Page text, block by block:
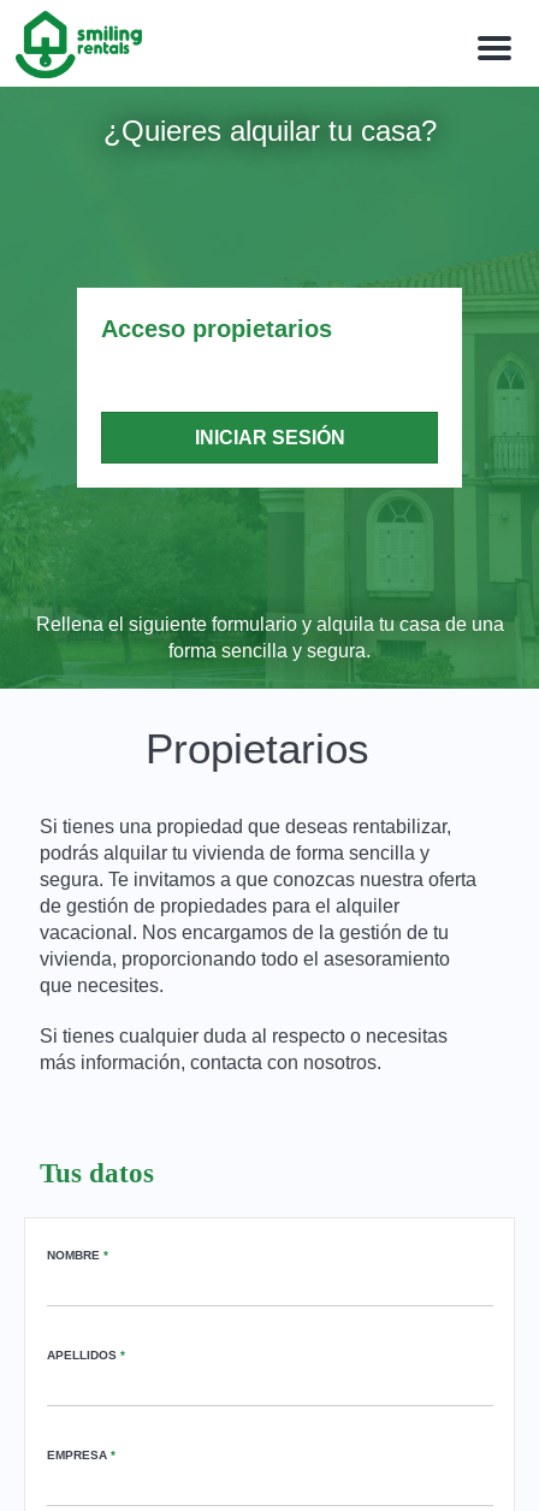
M
n
¿Quieres alquilar tu casa?
Rellena el siguiente formulario y alquila tu casa de una
forma sencilla y segura.
Acceso propietarios
Propietarios
Si tienes una propiedad que deseas rentabilizar,
podrás alquilar tu vivienda de forma sencilla y
segura. Te invitamos a que conozcas nuestra oferta
de gestión de propiedades para el alquiler
vacacional. Nos encargamos de la gestión de tu
vivienda, proporcionando todo el asesoramiento
que necesites.
Si tienes cualquier duda al respecto o necesitas
más información, contacta con nosotros.
Tus datos
NOMBRE *
APELLIDOS *
EMPRESA *